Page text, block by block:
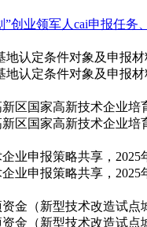
”创业领军人cai申报任务
地认定条件对象及申报
地认定条件对象及申报
区国家高新技术企业
区国家高新技术企业
业申报策略共享，
业申报策略共享，
金（新型技术改造试点
金（新型技术改造试点